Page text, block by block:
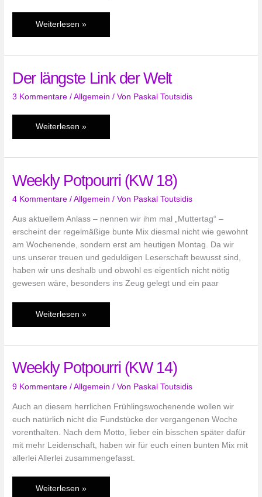
Schach
spielen
&
Weiterlesen »
Der längste Link der Welt
3 Kommentare /Allgemein / Von Paskal Toutsidis
Der
längste
Welt
Weiterlesen »
Weekly Potpourri (KW 18)
4 Kommentare /Allgemein / Von Paskal Toutsidis
Aus aktuellem Anlass – nennen wir ihm mal „Muttertag“ –
erscheint der regelmäßige bunte Mix diesmal nicht wie gewohnt
am Wochenende, sondern erst am heutigen Montag. Da wir
uns unserer treuen und geduldigen Leserschaft bewusst sind,
haben wir uns deshalb und obwohl es eigentlich nicht nötig
gewesen wäre, besonders ins Zeug gelegt und ein paar
Weekly
Potpourri
Weiterlesen »
Weekly Potpourri (KW 14)
9 Kommentare /Allgemein / Von Paskal Toutsidis
Auch an diesem herrlichen Frühlingswochenende wollen wir
euch natürlich nicht die Fundstücke der vergangenen Woche
vorenthalten. Nach dem Motto, lieber ein bisschen später dafür
mit mehr Leidenschaft, haben wir für euch einen bunten Mix mit
allerlei Allerlei zusammengefasst.
Weekly
Weiterlesen »